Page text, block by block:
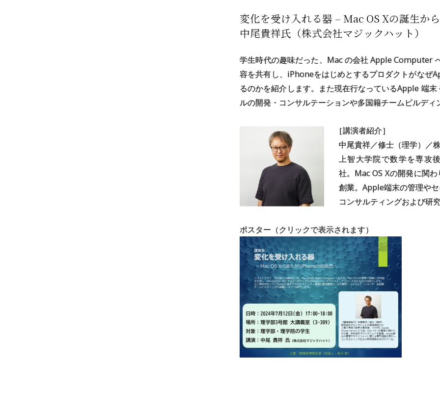
変化を受け入れる器 – Mac OS Xの誕生か
中尾貴祥氏 （株式会社マジックハット）
学生時代の趣味だった、Mac の会社 Apple Computer
容を共有し、iPhoneをはじめとするプロダクトがなぜ
るのかを紹介します。また現在行なっているApple 端
ルの開発・コンサルテーションや多国籍チームビルディ
［講演者紹介］
中尾貴祥／修士（理学）／
上智大学院で数学を専攻
社。Mac OS Xの開発に関
創業。Apple端末の管理や
コンサルティングおよび研
ポスター（クリックで表示されます）